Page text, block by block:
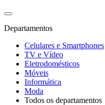
Departamentos
Celulares e Smartphones
TV e Vídeo
Eletrodomésticos
Móveis
Informática
Moda
Todos os departamentos